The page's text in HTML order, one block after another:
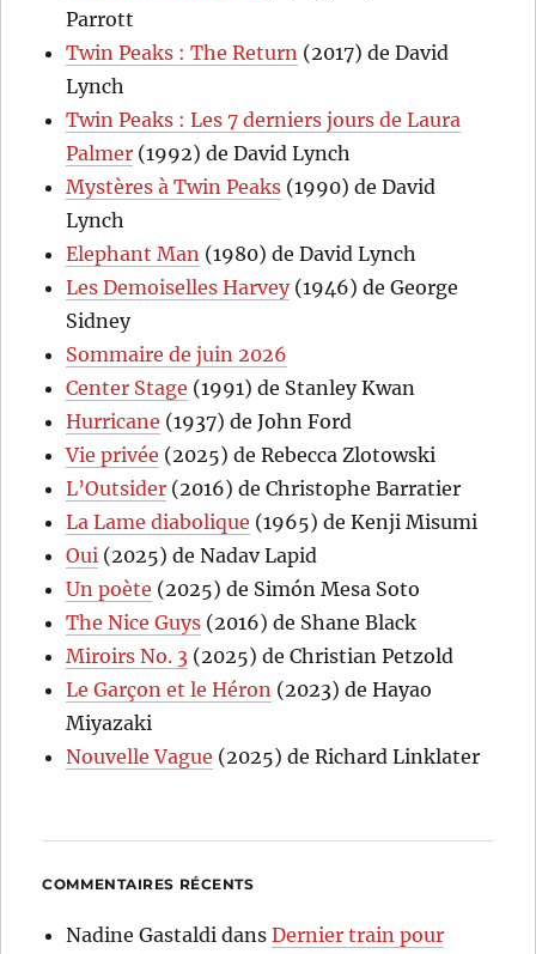
Parrott
Twin Peaks : The Return (2017) de David
Lynch
Twin Peaks : Les 7 derniers jours de Laura
Palmer (1992) de David Lynch
Mystères à Twin Peaks (1990) de David
Lynch
Elephant Man (1980) de David Lynch
Les Demoiselles Harvey(1946) de George
Sidney
Sommaire de juin 2026
Center Stage (1991) de Stanley Kwan
Hurricane (1937) de John Ford
Vie privée (2025) de Rebecca Zlotowski
L’Outsider (2016) de Christophe Barratier
La Lame diabolique (1965) de Kenji Misumi
Oui (2025) de Nadav Lapid
Un poète (2025) de Simón Mesa Soto
The Nice Guys (2016) de Shane Black
Miroirs No. 3 (2025) de Christian Petzold
Le Garçon et le Héron (2023) de Hayao
Miyazaki
Nouvelle Vague (2025) de Richard Linklater
COMMENTAIRES RÉCENTS
Nadine Gastaldi dansDernier train pour